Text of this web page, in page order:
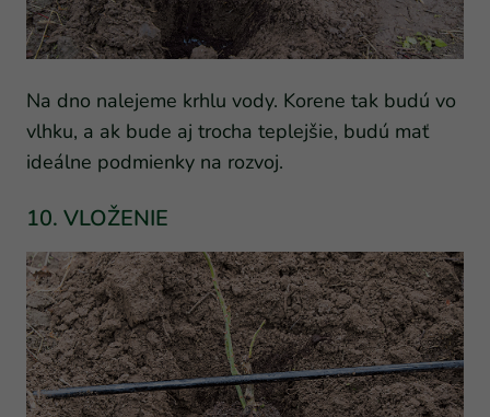
Na dno nalejeme krhlu vody. Korene tak budú vo
vlhku, a ak bude aj trocha teplejšie, budú mať
ideálne podmienky na rozvoj.
10. VLOŽENIE